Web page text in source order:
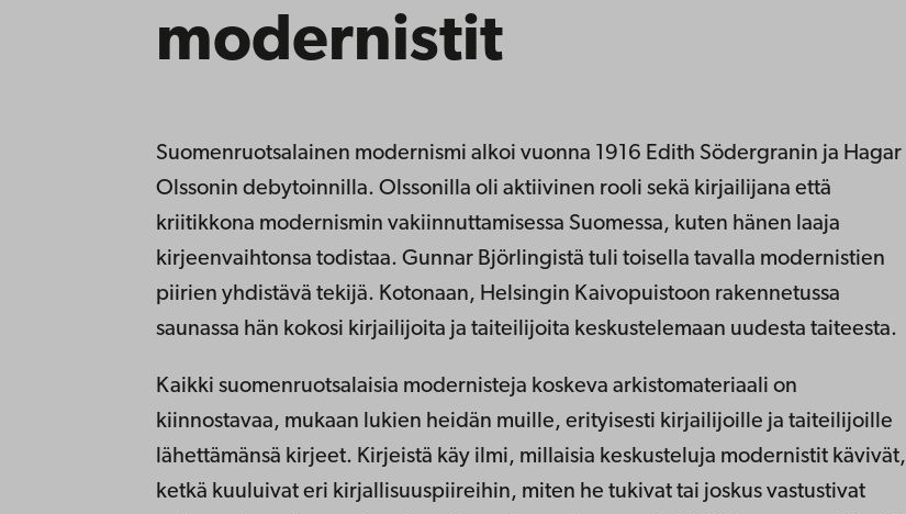
modernistit
Suomenruotsalainen modernismi alkoi vuonna 1916 Edith Södergranin ja Hagar
Olssonin debytoinnilla. Olssonilla oli aktiivinen rooli sekä kirjailijana että
kriitikkona modernismin vakiinnuttamisessa Suomessa, kuten hänen laaja
kirjeenvaihtonsa todistaa. Gunnar Björlingistä tuli toisella tavalla modernistien
piirien yhdistävä tekijä. Kotonaan, Helsingin Kaivopuistoon rakennetussa
saunassa hän kokosi kirjailijoita ja taiteilijoita keskustelemaan uudesta taiteesta.
Kaikki suomenruotsalaisia modernisteja koskeva arkistomateriaali on
kiinnostavaa, mukaan lukien heidän muille, erityisesti kirjailijoille ja taiteilijoille
lähettämänsä kirjeet. Kirjeistä käy ilmi, millaisia keskusteluja modernistit kävivät,
ketkä kuuluivat eri kirjallisuuspiireihin, miten he tukivat tai joskus vastustivat